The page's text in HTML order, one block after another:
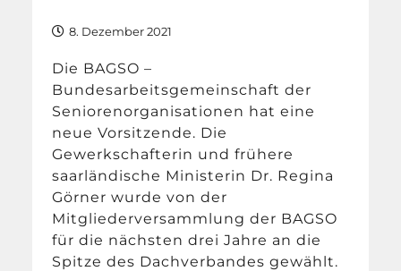
8. Dezember 2021
Die BAGSO –
Bundesarbeitsgemeinschaft der
Seniorenorganisationen hat eine
neue Vorsitzende. Die
Gewerkschafterin und frühere
saarländische Ministerin Dr. Regina
Görner wurde von der
Mitgliederversammlung der BAGSO
für die nächsten drei Jahre an die
Spitze des Dachverbandes gewählt.